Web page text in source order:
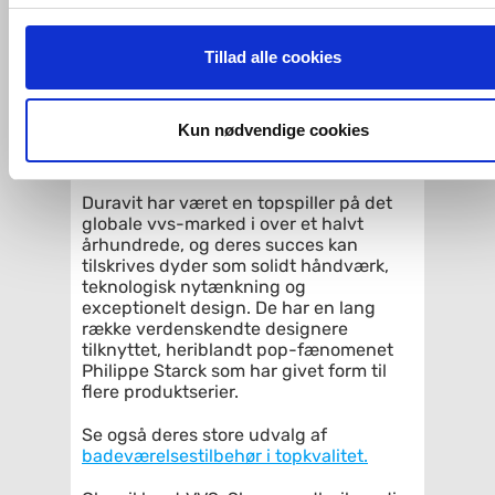
Hvis du accepterer alle cookies, så giver du samtykke til de
ovenfor nævnte formål med de pågældende cookies. Du har
og fra nedenfor. Til enhver tid er det ligeledes muligt, at
dit samtykke, hvis du måtte ønske det.
Du kan se mere om, hvordan vi behandler dine
personoplysninger, ved at klikkeher.
Tillad alle cookies
Kun nødvendige cookies
VVS artiklen herog vi giver dig besked
Spejle i topkvalitet fra
Duravit
Duravit har været en topspiller på det
globale vvs-marked i over et halvt
århundrede, og deres succes kan
tilskrives dyder som solidt håndværk,
teknologisk nytænkning og
exceptionelt design. De har en lang
række verdenskendte designere
tilknyttet, heriblandt pop-fænomenet
Philippe Starck som har givet form til
flere produktserier.
Se også deres store udvalg af
badeværelsestilbehør i topkvalitet.